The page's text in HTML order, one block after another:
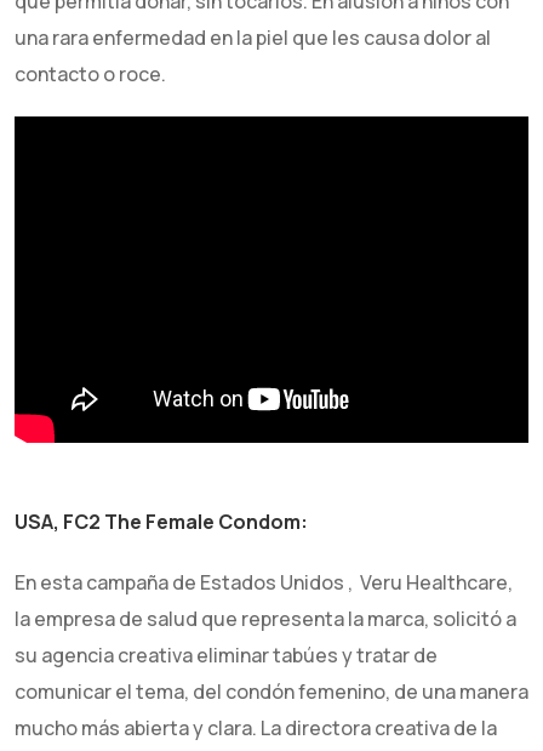
una rara enfermedad en la piel que les causa dolor al
contacto o roce.
USA, FC2 The Female Condom:
En esta campaña de Estados Unidos , Veru Healthcare,
la empresa de salud que representa la marca, solicitó a
su agencia creativa eliminar tabúes y tratar de
comunicar el tema, del condón femenino, de una manera
mucho más abierta y clara. La directora creativa de la